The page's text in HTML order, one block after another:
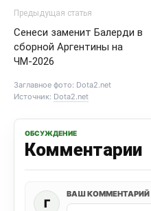
Предыдущая статья
Сенеси заменит Балерди в
сборной Аргентины на
ЧМ-2026
Заглавное фото: Dota2.net
Источник: Dota2.net
ОБСУЖДЕНИЕ
Комментарии
Г
ВАШ КОММЕНТАРИЙ